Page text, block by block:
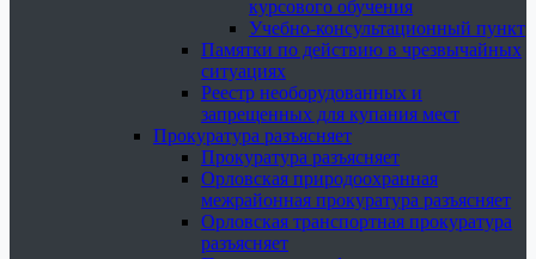
курсового обучения
Учебно-консультационный пункт
Памятки по действию в чрезвычайных
ситуациях
Реестр необорудованных и
запрещенных для купания мест
Прокуратура разъясняет
Прокуратура разъясняет
Орловская природоохранная
межрайонная прокуратура разъясняет
Орловская транспортная прокуратура
разъясняет